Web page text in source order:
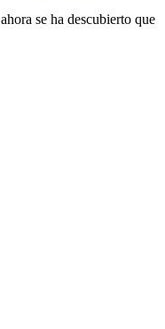
se ha descubierto que